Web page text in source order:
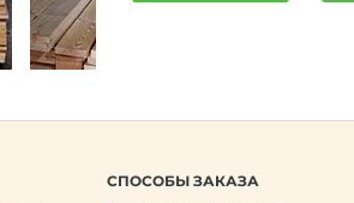
СПОСОБЫ ЗАКАЗА